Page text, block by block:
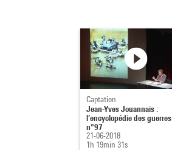
Captation
Jean-Yves Jouannais :
l’encyclopédie des guerres
n°97
21-06-2018
1h 19min 31s